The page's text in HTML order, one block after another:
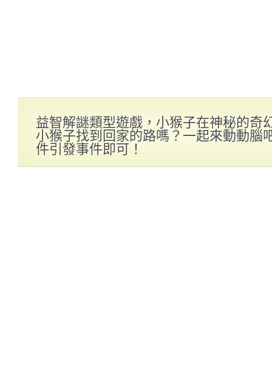
益智解謎類型遊戲，小猴子在神秘的奇
小猴子找到回家的路嗎？一起來動動腦
件引發事件即可！